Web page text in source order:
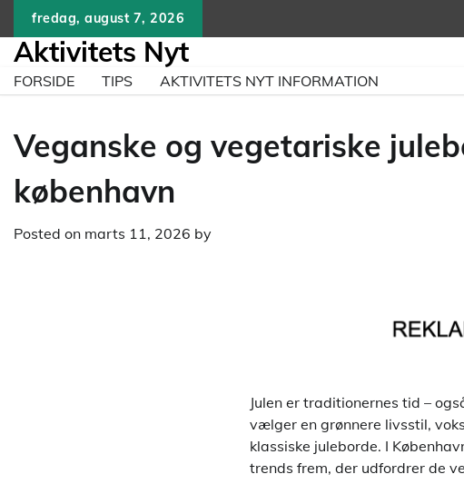
content
fredag, august 7, 2026
Aktivitets Nyt
FORSIDE TIPS AKTIVITETS NYT INFORMATION
Veganske og vegetariske
københavn
Posted on marts 11, 2026 by
Julen er traditionernes tid –
vælger en grønnere livsstil,
klassiske juleborde. I
trends frem, der udfordrer de